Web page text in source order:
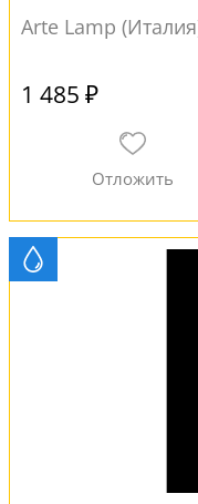
Arte Lamp
1 485 ₽